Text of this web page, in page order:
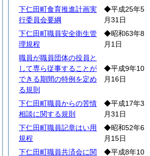
下仁田町食育推進計画実
行委員会要綱
◆平成25年5
月31日
下仁田町職員安全衛生管
理規程
◆昭和63年8
月1日
職員が職員団体の役員と
して専ら従事することが
できる期間の特例を定め
る規則
◆平成9年10
月16日
下仁田町職員からの苦情
相談に関する規則
◆平成17年3
月31日
下仁田町職員記章はい用
規程
◆昭和52年6
月15日
下仁田町職員共済会に関 ◆平成8年10